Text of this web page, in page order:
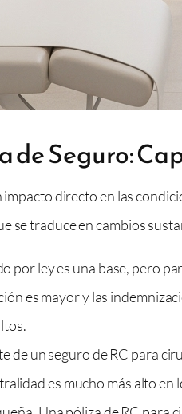
de Seguro:
directo en las
se traduce en cambios
por ley es una base, pero
es mayor y las
de un seguro de RC para
es mucho más alto